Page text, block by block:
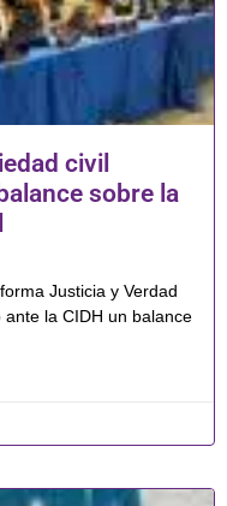
civil
sobre la
Justicia y Verdad
la CIDH un balance